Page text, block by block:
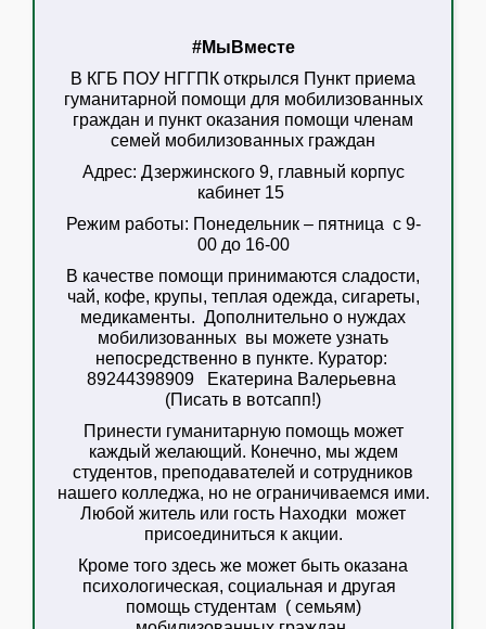
#МыВместе
В КГБ ПОУ НГГПК открылся Пункт приема
гуманитарной помощи для мобилизованных
граждан и пункт оказания помощи членам
семей мобилизованных граждан
Адрес: Дзержинского 9, главный корпус
кабинет 15
Режим работы: Понедельник – пятница с 9-
00 до 16-00
В качестве помощи принимаются сладости,
чай, кофе, крупы, теплая одежда, сигареты,
медикаменты. Дополнительно о нуждах
мобилизованных вы можете узнать
непосредственно в пункте. Куратор:
89244398909 Екатерина Валерьевна
(Писать в вотсапп!)
Принести гуманитарную помощь может
каждый желающий. Конечно, мы ждем
студентов, преподавателей и сотрудников
нашего колледжа, но не ограничиваемся ими.
Любой житель или гость Находки может
присоединиться к акции.
Кроме того здесь же может быть оказана
психологическая, социальная и другая
помощь студентам ( семьям)